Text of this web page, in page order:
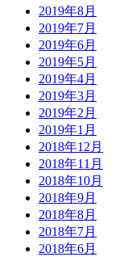
2019年8月
2019年7月
2019年6月
2019年5月
2019年4月
2019年3月
2019年2月
2019年1月
2018年12月
2018年11月
2018年10月
2018年9月
2018年8月
2018年7月
2018年6月